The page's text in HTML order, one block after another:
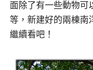
面除了有一些動物可
等，新建好的兩棟南
繼續看吧！